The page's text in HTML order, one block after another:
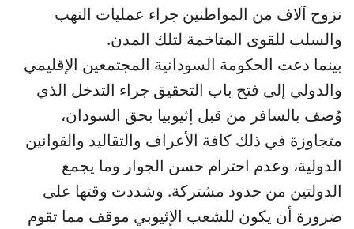
نزوح آلاف من المواطنين جراء عمليات النهب
والسلب للقوى المتاخمة لتلك المدن.
بينما دعت الحكومة السودانية المجتمعين الإقليمي
والدولي إلى فتح باب التحقيق جراء التدخل الذي
وُصف بالسافر من قبل إثيوبيا بحق السودان،
متجاوزة في ذلك كافة الأعراف والتقاليد والقوانين
الدولية، وعدم احترام حسن الجوار وما يجمع
الدولتين من حدود مشتركة. وشددت وقتها على
ضرورة أن يكون للشعب الإثيوبي موقف مما تقوم